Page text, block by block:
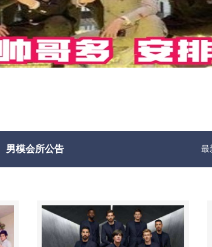
男模会所公告 最新男模娱乐